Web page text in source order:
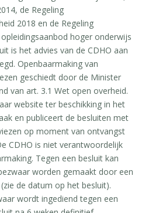
de Regeling
2018 en de Regeling
hoger onderwijs
is het advies van de CDHO aan
Openbaarmaking van
geschiedt door de Minister
van art. 3.1 Wet open overheid.
website ter beschikking in het
en publiceert de besluiten met
op moment van ontvangst
CDHO is niet verantwoordelijk
Tegen een besluit kan
worden gemaakt door een
de datum op het besluit).
wordt ingediend tegen een